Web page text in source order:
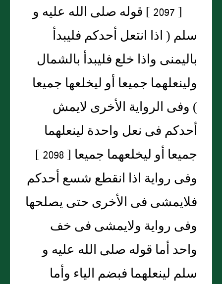
[ 2097 ] قوله صلى الله عليه و
سلم ( اذا انتعل أحدكم فليبدأ
باليمنى واذا خلع فليبدأ بالشمال
ولينعلهما جميعا أو ليخلعها جميعا
) وفى الرواية الأخرى لايمش
أحدكم فى نعل واحدة لينعلهما
جميعا أو ليخلعهما جميعا [ 2098 ]
وفى رواية اذا انقطع شسع أحدكم
فلايمشى فى الأخرى حتى يصلحها
وفى رواية ولايمشى فى خف
واحد أما قوله صلى الله عليه و
سلم لينعلهما فبضم الياء وأما